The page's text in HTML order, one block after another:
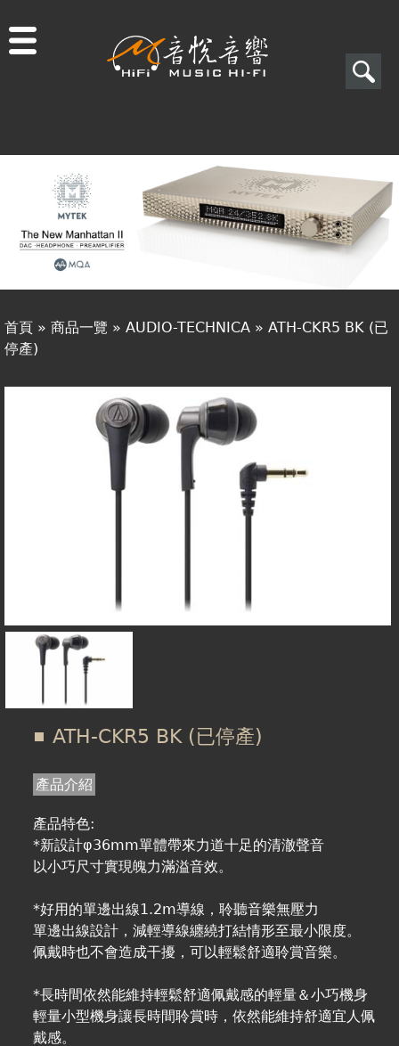
搜
表
單
搜
尋
商品一覽
二手專區
視聽專欄
購物須知
您
首頁 » 商品一覽 » AUDIO-TECHNICA » ATH-CKR5 BK (已
停產)
ATH-CKR5 BK (已停產)
產品介紹
產品特色:
*新設計φ36mm單體帶來力道十足的清澈聲音
以小巧尺寸實現魄力滿溢音效。
*好用的單邊出線1.2m導線，聆聽音樂無壓力
單邊出線設計，減輕導線纏繞打結情形至最小限度。
佩戴時也不會造成干擾，可以輕鬆舒適聆賞音樂。
*長時間依然能維持輕鬆舒適佩戴感的輕量＆小巧機身
輕量小型機身讓長時間聆賞時，依然能維持舒適宜人佩
戴感。